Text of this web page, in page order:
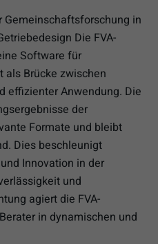
Gemeinschaftsforschung in
Die FVA-
Software für
Brücke zwischen
effizienter Anwendung. Die
der
Formate und bleibt
Dies beschleunigt
Innovation in der
und
agiert die FVA-
in dynamischen und